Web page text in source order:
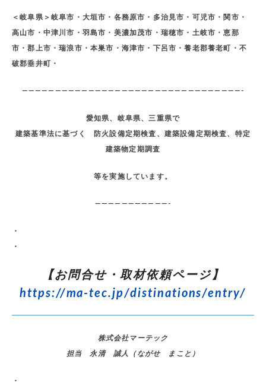
＜岐阜県＞岐阜市・大垣市・各務原市・多治見市・可児市・関市・
高山市・中津川市・羽島市・美濃加茂市・瑞穂市・土岐市・恵那
市・郡上市・瑞浪市・本巣市・海津市・下呂市・養老郡養老町・不
破郡垂井町・
—————————————————————————————————-
愛知県、岐阜県、三重県で
建築基準法に基づく 防火設備定期検査、建築設備定期検査、特定
建築物定期調査
等を実施しています。
———————————-
・
・
【お問合せ・取材依頼ページ】
https://ma-tec.jp/distinations/entry/
株式会社マーテック
担当 永清 誠人（ながせ まこと）
・